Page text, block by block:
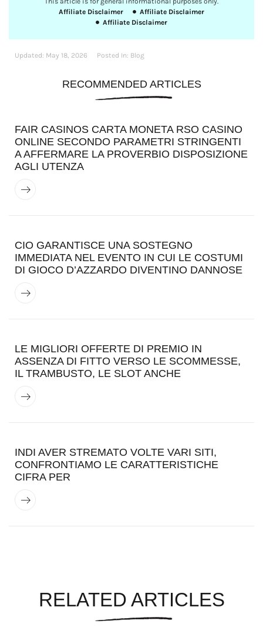
Affiliate Disclaimer
Affiliate Disclaimer
Affiliate Disclaimer
Updated: May 18, 2026 Posted In: Blog
RECOMMENDED ARTICLES
FAIR CASINOS CARTA MONETA RSO CASINO
ONLINE SECONDO PARAMETRI STRINGENTI
A AFFERMARE LA PROVERBIO DISPOSIZIONE
AGLI UTENZA
CIO GARANTISCE UNA SOSTEGNO
IMMEDIATA NEL EVENTO IN CUI LE COSTUMI
DI GIOCO D’AZZARDO DIVENTINO DANNOSE
LE MIGLIORI OFFERTE DI PREMIO IN
ASSENZA DI FITTO VERSO LE SCOMMESSE,
IL TRAMBUSTO, LE SLOT ANCHE
INDI AVER STREMATO VOLTE VARI SITI,
CONFRONTIAMO LE CARATTERISTICHE
CIFRA PER
RELATED ARTICLES